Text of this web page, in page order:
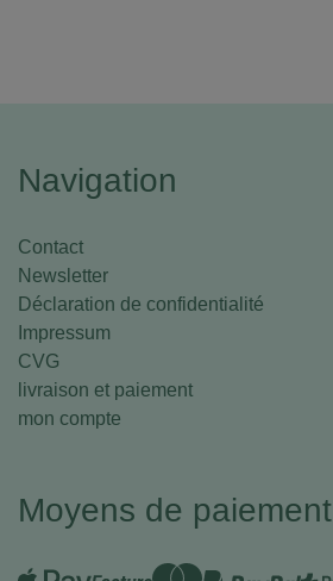
Navigation
Contact
Newsletter
Déclaration de confidentialité
Impressum
CVG
livraison et paiement
mon compte
Moyens de paiement